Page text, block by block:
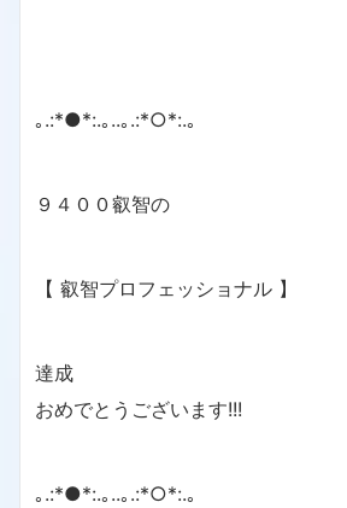
｡.:*●*:.｡..｡.:*○*:.｡
９４００叡智の
【 叡智プロフェッショナル 】
達成
おめでとうございます!!!
｡.:*●*:.｡..｡.:*○*:.｡